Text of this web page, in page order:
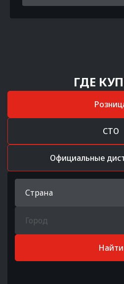
ГДЕ
СТО
Официальные
Страна
Город
Найти